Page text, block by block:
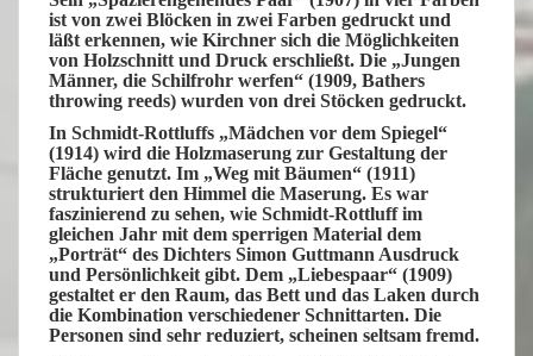
ist von zwei Blöcken in zwei Farben gedruckt und
läßt erkennen, wie Kirchner sich die Möglichkeiten
von Holzschnitt und Druck erschließt. Die „Jungen
Männer, die Schilfrohr werfen“ (1909, Bathers
throwing reeds) wurden von drei Stöcken gedruckt.
In Schmidt-Rottluffs „Mädchen vor dem Spiegel“
(1914) wird die Holzmaserung zur Gestaltung der
Fläche genutzt. Im „Weg mit Bäumen“ (1911)
strukturiert den Himmel die Maserung. Es war
faszinierend zu sehen, wie Schmidt-Rottluff im
gleichen Jahr mit dem sperrigen Material dem
„Porträt“ des Dichters Simon Guttmann Ausdruck
und Persönlichkeit gibt. Dem „Liebespaar“ (1909)
gestaltet er den Raum, das Bett und das Laken durch
die Kombination verschiedener Schnittarten. Die
Personen sind sehr reduziert, scheinen seltsam fremd.